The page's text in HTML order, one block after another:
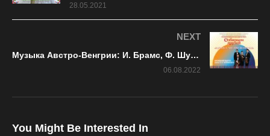
28.05.2021
NEXT
Музыка Австро-Венгрии: И. Брамс, Ф. Шуберт
06.08.2022
You Might Be Interested In